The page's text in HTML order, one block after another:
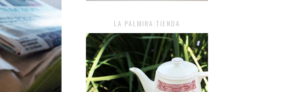
LA PALMIRA TIENDA